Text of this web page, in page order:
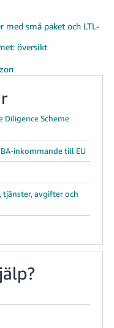
med små paket och LTL-
översikt
Diligence Scheme
inkommande till EU
tjänster, avgifter och